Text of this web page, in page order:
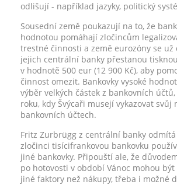
odlišují - například jazyky, politický
Sousední země poukazují na to, že
hodnotou pomáhají zločincům
trestné činnosti a země eurozóny se už
jejich centrální banky přestanou
v hodnotě 500 eur (12 900 Kč), aby
činnost omezit. Bankovky vysoké
výběr velkých částek z bankovních
roku, kdy Švýcaři musejí vykazovat svůj
bankovních účtech.
Fritz Zurbrügg z centrální banky
zločinci tisícifrankovou bankovku
jiné bankovky. Připouští ale, že
po hotovosti v období Vánoc mohou
jiné faktory než nákupy, třeba i možné